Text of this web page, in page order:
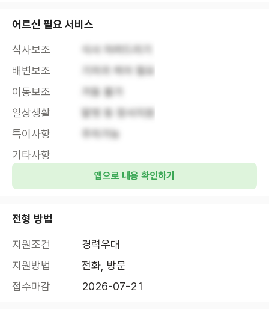
어르신 필요 서비스
식사보조
식사 차려드리기
배변보조
기저귀 케어 필요
이동보조
거동 불가
일상생활
말벗 등 정서지원
특이사항
주차가능
기타사항
앱으로 내용 확인하기
전형 방법
지원조건
경력우대
지원방법
전화, 방문
접수마감
2026-07-21